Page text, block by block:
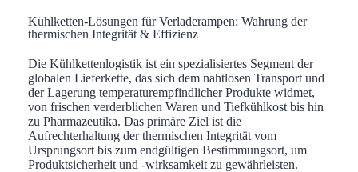
Kühlketten-Lösungen für Verladerampen: Wahrung der
thermischen Integrität & Effizienz
Die Kühlkettenlogistik ist ein spezialisiertes Segment der
globalen Lieferkette, das sich dem nahtlosen Transport und
der Lagerung temperaturempfindlicher Produkte widmet,
von frischen verderblichen Waren und Tiefkühlkost bis hin
zu Pharmazeutika. Das primäre Ziel ist die
Aufrechterhaltung der thermischen Integrität vom
Ursprungsort bis zum endgültigen Bestimmungsort, um
Produktsicherheit und -wirksamkeit zu gewährleisten.